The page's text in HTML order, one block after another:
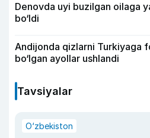
Denovda uyi buzilgan oilaga
bo‘ldi
Andijonda qizlarni Turkiyaga
bo‘lgan ayollar ushlandi
Tavsiyalar
O‘zbekiston